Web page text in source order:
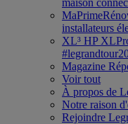
maison
installateurs
XL³ HP
Magazine
Voir tout
À propos de
Notre raison
Rejoindre